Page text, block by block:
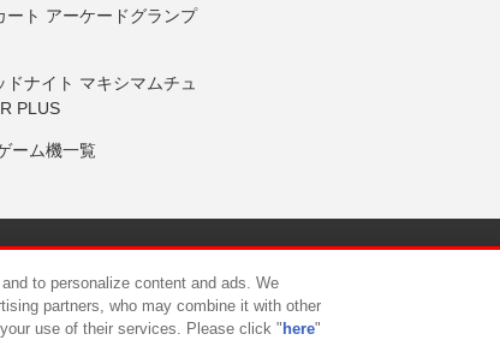
ート アーケードグランプ
ドナイト マキシマムチュ
PLUS
ーム機一覧
いて カスタマーハラスメント対応方針
to personalize content and ads. We
partners, who may combine it with other
use of their services. Please click " here"